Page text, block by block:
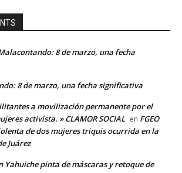
8 de marzo, una fecha
8 de marzo, una fecha significativa
a movilización permanente por el
activista. » CLAMOR SOCIAL en FGEO
de dos mujeres triquis ocurrida en la
Juárez
Yahuiche pinta de máscaras y retoque de